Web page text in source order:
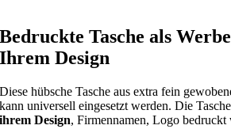
Bedruckte Tasche als
Ihrem Design
Diese hübsche Tasche aus extra fein
kann universell eingesetzt werden. Die
ihrem Design, Firmennamen, Logo bedruckt